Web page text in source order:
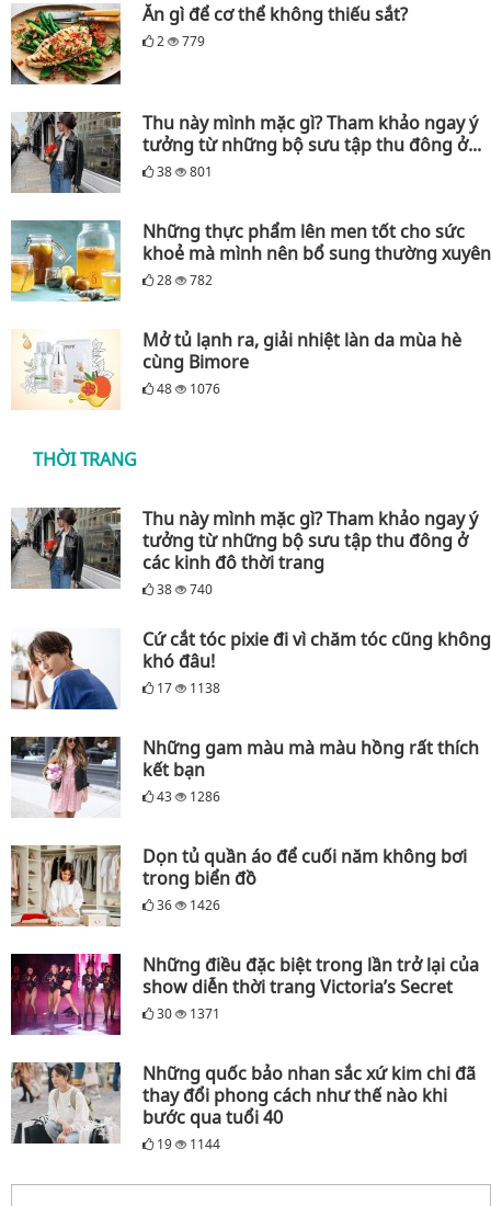
Ăn gì để cơ thể không thiếu sắt?
2 779
Thu này mình mặc gì? Tham khảo ngay ý
tưởng từ những bộ sưu tập thu đông ở...
38 801
Những thực phẩm lên men tốt cho sức
khoẻ mà mình nên bổ sung thường xuyên
28 782
Mở tủ lạnh ra, giải nhiệt làn da mùa hè
cùng Bimore
48 1076
THỜI TRANG
Thu này mình mặc gì? Tham khảo ngay ý
tưởng từ những bộ sưu tập thu đông ở
các kinh đô thời trang
38 740
Cứ cắt tóc pixie đi vì chăm tóc cũng không
khó đâu!
17 1138
Những gam màu mà màu hồng rất thích
kết bạn
43 1286
Dọn tủ quần áo để cuối năm không bơi
trong biển đồ
36 1426
Những điều đặc biệt trong lần trở lại của
show diễn thời trang Victoria’s Secret
30 1371
Những quốc bảo nhan sắc xứ kim chi đã
thay đổi phong cách như thế nào khi
bước qua tuổi 40
19 1144